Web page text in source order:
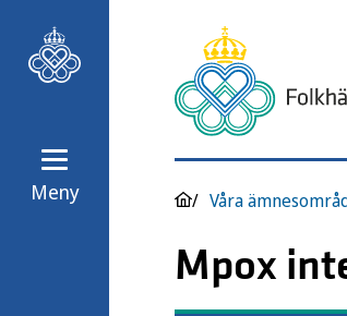
Meny Våra
Mpox